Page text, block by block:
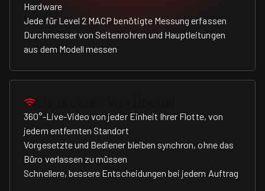
Hardware
Jede für Level 2 MACP benötigte Messung erfassen
Durchmesser von Seitenrohren und Hauptleitungen
aus dem Modell messen
360°-Live-Video von jeder Einheit Ihrer Flotte, von
jedem entfernten Standort
Vorgesetzte und Bediener bleiben synchron, ohne das
Büro verlassen zu müssen
Schnellere, bessere Entscheidungen bei jedem Auftrag